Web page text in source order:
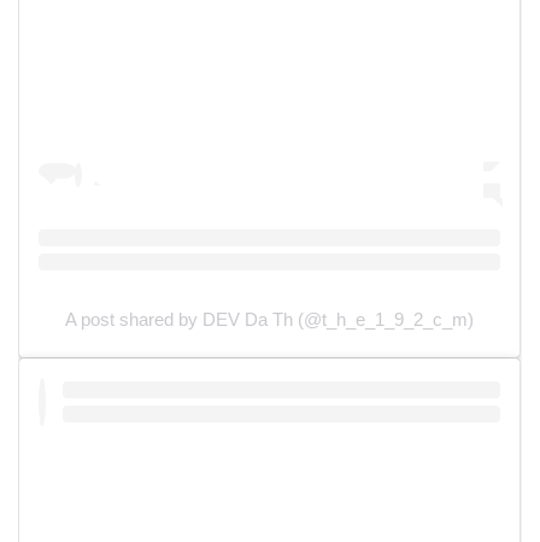
A post shared by DEV Da Th (@t_h_e_1_9_2_c_m)